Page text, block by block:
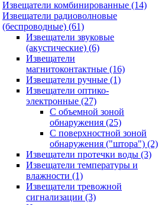
Извещатели комбинированные (14)
Извещатели радиоволновые
(беспроводные) (61)
Извещатели звуковые
(акустические) (6)
Извещатели
магнитоконтактные (16)
Извещатели ручные (1)
Извещатели оптико-
электронные (27)
С объемной зоной
обнаружения (25)
С поверхностной зоной
обнаружения ("штора") (2)
Извещатели протечки воды (3)
Извещатели температуры и
влажности (1)
Извещатели тревожной
сигнализации (3)